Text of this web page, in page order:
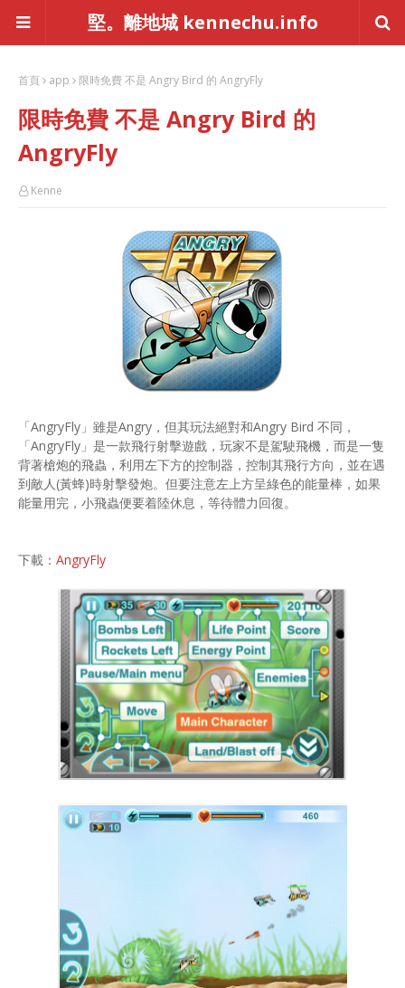
堅。離地城 kennechu.info
首頁 app 限時免費 不是 Angry Bird 的 AngryFly
限時免費 不是 Angry Bird 的
AngryFly
Kenne
「AngryFly」雖是Angry，但其玩法絕對和Angry Bird 不同，
「AngryFly」是一款飛行射擊遊戲，玩家不是駕駛飛機，而是一隻
背著槍炮的飛蟲，利用左下方的控制器，控制其飛行方向，並在遇
到敵人(黃蜂)時射擊發炮。但要注意左上方呈綠色的能量棒，如果
能量用完，小飛蟲便要着陸休息，等待體力回復。
下載： AngryFly